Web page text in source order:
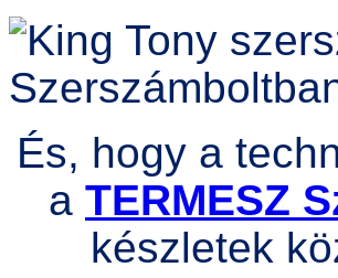
És, hogy a
a TERMESZ
készletek